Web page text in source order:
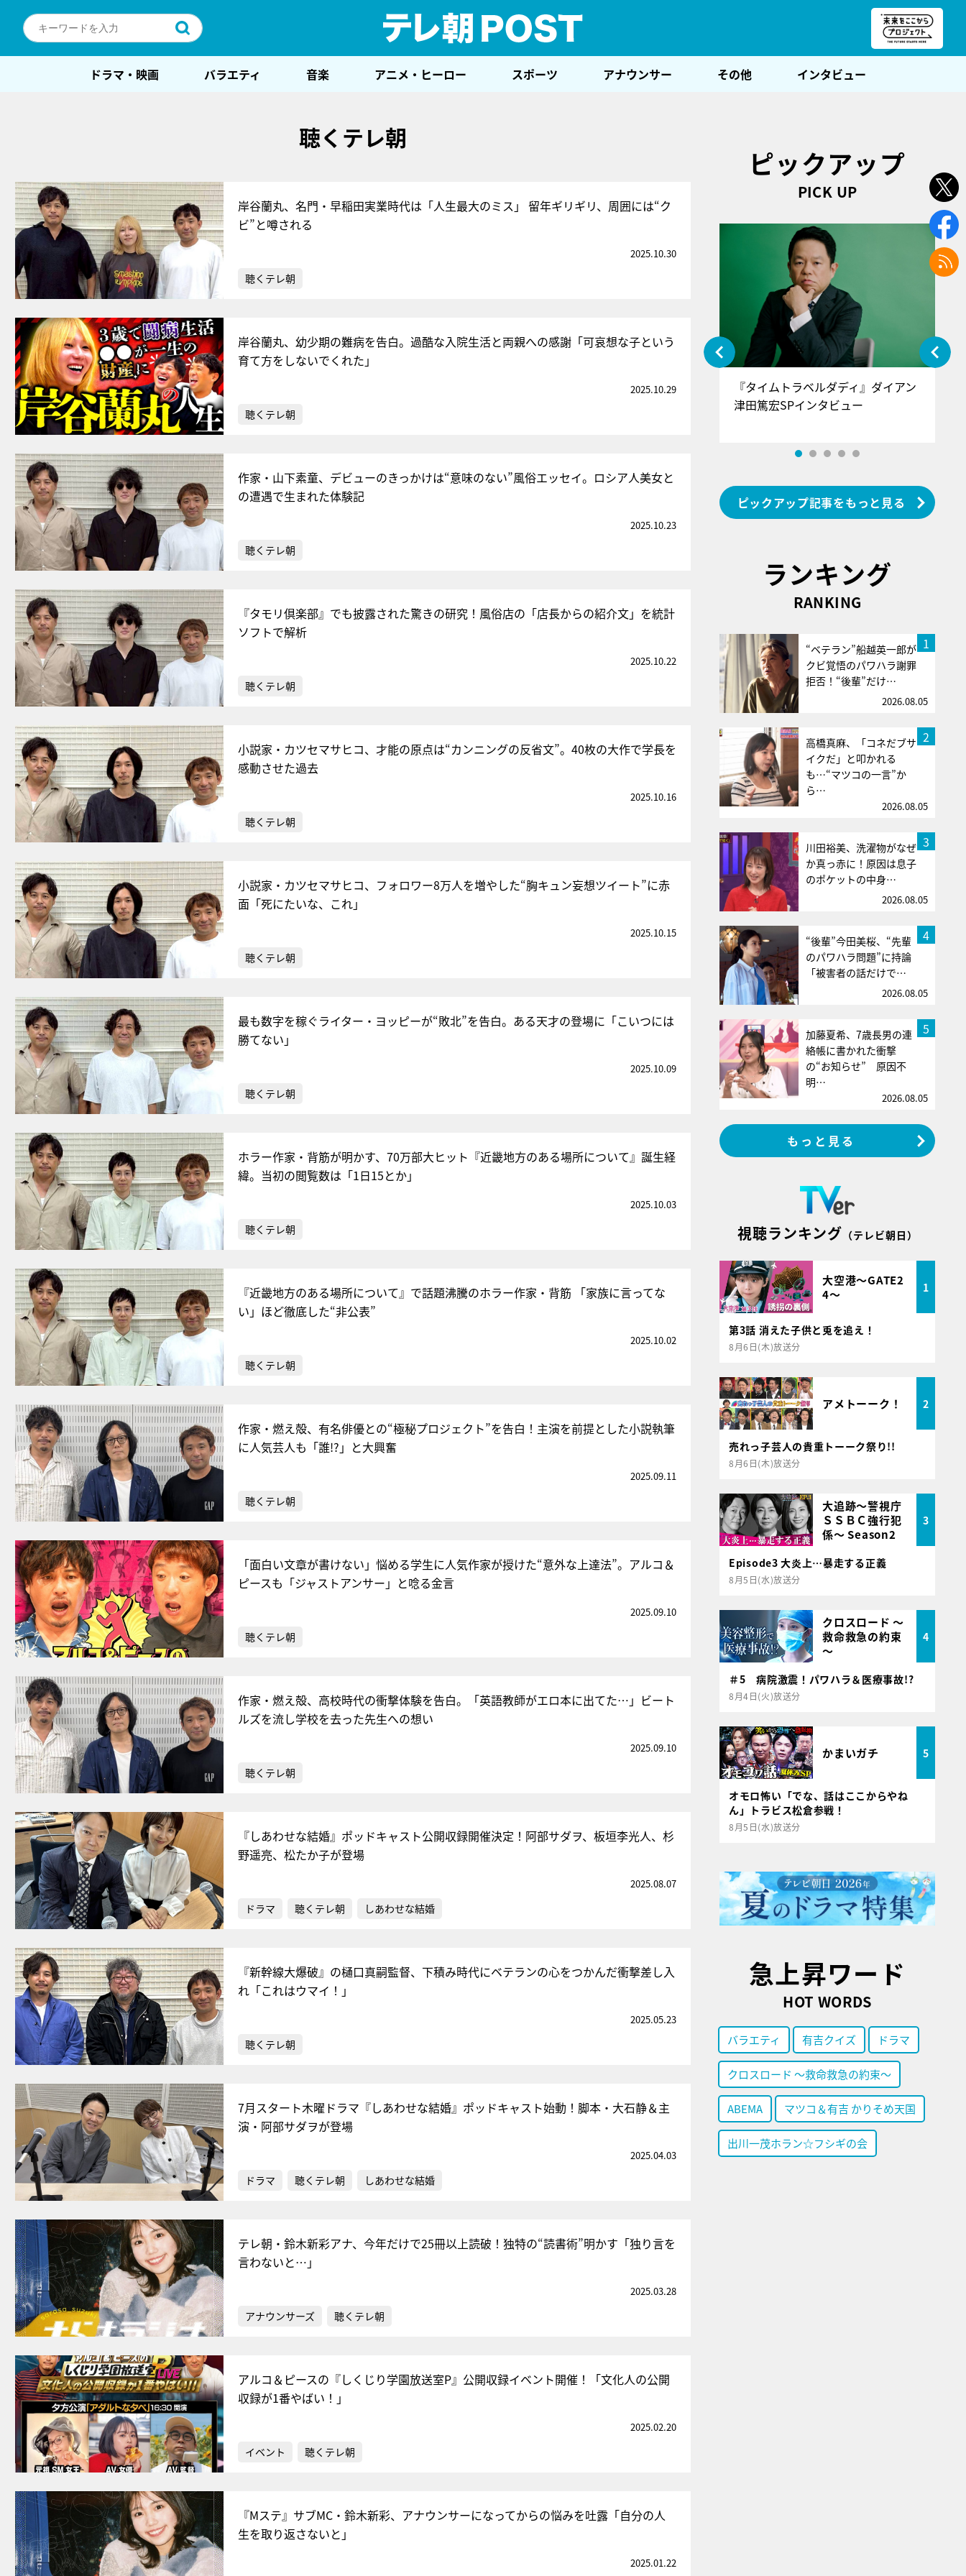
ドラマ・映画 バラエティ 音楽 アニメ・ヒーロー スポーツ アナウンサー その他 インタビュー
聴くテレ朝
岸谷蘭丸、名門・早稲田実業時代は「人生最大のミス」 留年ギリギリ、周囲には“ク
ビ”と噂される
2025.10.30
聴くテレ朝
岸谷蘭丸、幼少期の難病を告白。過酷な入院生活と両親への感謝「可哀想な子という
育て方をしないでくれた」
2025.10.29
聴くテレ朝
作家・山下素童、デビューのきっかけは“意味のない”風俗エッセイ。ロシア人美女と
の遭遇で生まれた体験記
2025.10.23
聴くテレ朝
『タモリ倶楽部』でも披露された驚きの研究！風俗店の「店長からの紹介文」を統計
ソフトで解析
2025.10.22
聴くテレ朝
小説家・カツセマサヒコ、才能の原点は“カンニングの反省文”。40枚の大作で学長を
感動させた過去
2025.10.16
聴くテレ朝
小説家・カツセマサヒコ、フォロワー8万人を増やした“胸キュン妄想ツイート”に赤
面「死にたいな、これ」
2025.10.15
聴くテレ朝
最も数字を稼ぐライター・ヨッピーが“敗北”を告白。ある天才の登場に「こいつには
勝てない」
2025.10.09
聴くテレ朝
ホラー作家・背筋が明かす、70万部大ヒット『近畿地方のある場所について』誕生経
緯。当初の閲覧数は「1日15とか」
2025.10.03
聴くテレ朝
『近畿地方のある場所について』で話題沸騰のホラー作家・背筋 「家族に言ってな
い」ほど徹底した“非公表”
2025.10.02
聴くテレ朝
作家・燃え殻、有名俳優との“極秘プロジェクト”を告白！主演を前提とした小説執筆
に人気芸人も「誰!?」と大興奮
2025.09.11
聴くテレ朝
「面白い文章が書けない」悩める学生に人気作家が授けた“意外な上達法”。アルコ＆
ピースも「ジャストアンサー」と唸る金言
2025.09.10
聴くテレ朝
作家・燃え殻、高校時代の衝撃体験を告白。「英語教師がエロ本に出てた…」ビート
ルズを流し学校を去った先生への想い
2025.09.10
聴くテレ朝
『しあわせな結婚』ポッドキャスト公開収録開催決定！阿部サダヲ、板垣李光人、杉
野遥亮、松たか子が登場
2025.08.07
ドラマ 聴くテレ朝 しあわせな結婚
『新幹線大爆破』の樋口真嗣監督、下積み時代にベテランの心をつかんだ衝撃差し入
れ「これはウマイ！」
2025.05.23
聴くテレ朝
7月スタート木曜ドラマ『しあわせな結婚』ポッドキャスト始動！脚本・大石静＆主
演・阿部サダヲが登場
2025.04.03
ドラマ 聴くテレ朝 しあわせな結婚
テレ朝・鈴木新彩アナ、今年だけで25冊以上読破！独特の“読書術”明かす「独り言を
言わないと…」
2025.03.28
アナウンサーズ 聴くテレ朝
アルコ＆ピースの『しくじり学園放送室P』公開収録イベント開催！「文化人の公開
収録が1番やばい！」
2025.02.20
イベント 聴くテレ朝
『Mステ』サブMC・鈴木新彩、アナウンサーになってからの悩みを吐露「自分の人
生を取り返さないと」
2025.01.22
ピックアップ
PICK UP
『アイ＝ラブ！げーみんぐ』＝LOV
『タイムトラベルダディ』ダイアン
津田篤宏SPインタビュー
ピックアップ記事をもっと見る
ランキング
RANKING
1
“ベテラン”船越英一郎が
クビ覚悟のパワハラ謝罪
拒否！“後輩”だけ…
2026.08.05
2
高橋真麻、「コネだブサ
イクだ」と叩かれる
も…“マツコの一言”か
ら…
2026.08.05
3
川田裕美、洗濯物がなぜ
か真っ赤に！原因は息子
のポケットの中身…
2026.08.05
4
“後輩”今田美桜、“先輩
のパワハラ問題”に持論
「被害者の話だけで…
2026.08.05
5
加藤夏希、7歳長男の連
絡帳に書かれた衝撃
の“お知らせ” 原因不
明…
2026.08.05
もっと見る
視聴ランキング （テレビ朝日）
大空港～GATE2
4～
1
第3話 消えた子供と兎を追え！
8月6日(木)放送分
アメトーーク！ 2
売れっ子芸人の貴重トーーク祭り!!
8月6日(木)放送分
大追跡～警視庁
ＳＳＢＣ強行犯
係～ Season2
3
Episode3 大炎上…暴走する正義
8月5日(水)放送分
クロスロード ～
救命救急の約束
～
4
＃5 病院激震！パワハラ＆医療事故!?
8月4日(火)放送分
かまいガチ 5
オモロ怖い「でな、話はここからやね
ん」トラビス松倉参戦！
8月5日(水)放送分
急上昇ワード
HOT WORDS
バラエティ 有吉クイズ ドラマ
クロスロード ～救命救急の約束～
ABEMA マツコ＆有吉 かりそめ天国
出川一茂ホラン☆フシギの会